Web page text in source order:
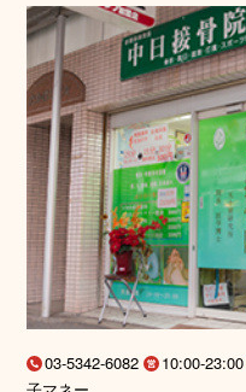
03-5342-6082 10:00-23:00